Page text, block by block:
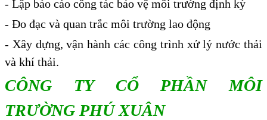
- Lập báo cáo công tác bảo vệ môi trường định kỳ
- Đo đạc và quan trắc môi trường lao động
- Xây dựng, vận hành các công trình xử lý nước thải
và khí thải.
CÔNG TY CỔ PHẦN MÔI
TRƯỜNG PHÚ XUÂN